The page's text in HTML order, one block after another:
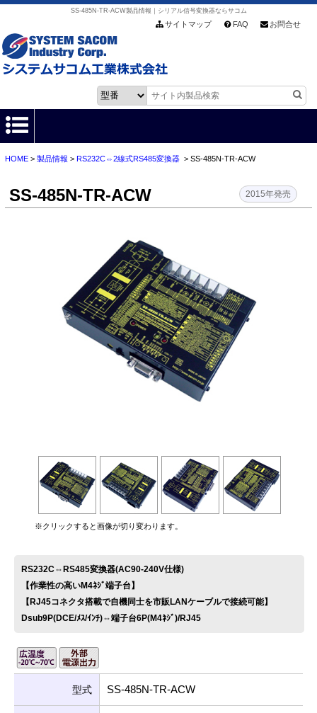
SS-485N-TR-ACW製品情報｜シリアル信号変換器ならサコム
サイトマップ FAQ お問合せ
HOME
製品情報
お客様サポート
会社情報
お問い合わせ
HOME> 製品情報 > RS232C⇔2線式RS485変換器> SS-485N-TR-ACW
SS-485N-TR-ACW 2015年発売
※クリックすると画像が切り変わります。
RS232C⇔RS485変換器(AC90-240V仕様)
【作業性の高いM4ﾈｼﾞ端子台】
【RJ45コネクタ搭載で自機同士を市販LANケーブルで接続可能】
Dsub9P(DCE/ﾒｽ/ｲﾝﾁ)⇔端子台6P(M4ﾈｼﾞ)/RJ45
型式 SS-485N-TR-ACW